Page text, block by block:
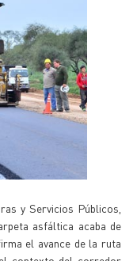
y Servicios Públicos,
asfáltica acaba de
el avance de la ruta